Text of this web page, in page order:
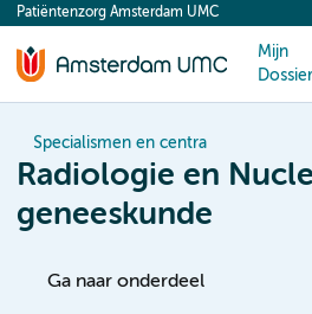
content
Patiëntenzorg Amsterdam UMC
Mijn
Dossier
Specialismen en centra
Radiologie en
geneeskunde
Ga naar onderdeel